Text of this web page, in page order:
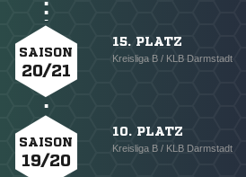
SAISON
20/21
15. PLATZ
Kreisliga B / KLB Darmstadt
SAISON
19/20
10. PLATZ
Kreisliga B / KLB Darmstadt